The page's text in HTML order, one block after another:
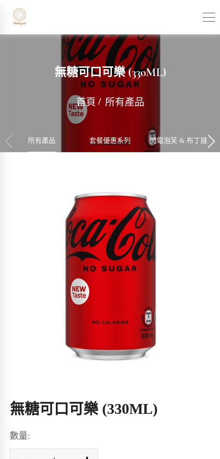
首頁 所有產品
無糖可口可樂 (330ML)
所有產品 套餐優惠系列 閃電泡芙 & 布丁撻
無糖可口可樂 (330ML)
數量: